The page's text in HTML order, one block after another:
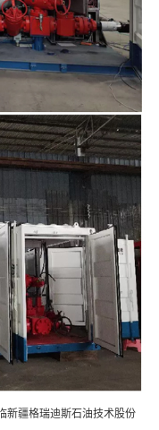
新疆格瑞迪斯石油技术股份